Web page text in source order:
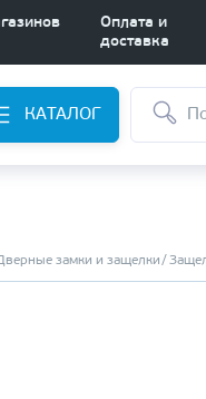
Оплата и
доставка
КАТАЛОГ
замки и защелки